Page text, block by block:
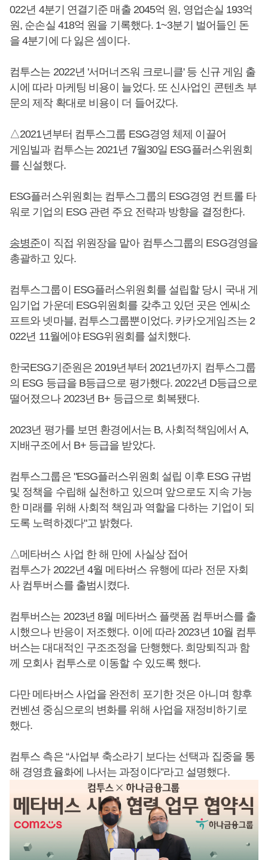
022년 4분기 연결기준 매출 2045억 원, 영업손실 193억
원, 순손실 418억 원을 기록했다. 1~3분기 벌어들인 돈
을 4분기에 다 잃은 셈이다.
컴투스는 2022년 '서머너즈워 크로니클' 등 신규 게임 출
시에 따라 마케팅 비용이 늘었다. 또 신사업인 콘텐츠 부
문의 제작 확대로 비용이 더 들어갔다.
△2021년부터 컴투스그룹 ESG경영 체제 이끌어
게임빌과 컴투스는 2021년 7월30일 ESG플러스위원회
를 신설했다.
ESG플러스위원회는 컴투스그룹의 ESG경영 컨트롤 타
워로 기업의 ESG 관련 주요 전략과 방향을 결정한다.
송병준이 직접 위원장을 맡아 컴투스그룹의 ESG경영을
총괄하고 있다.
컴투스그룹이 ESG플러스위원회를 설립할 당시 국내 게
임기업 가운데 ESG위원회를 갖추고 있던 곳은 엔씨소
프트와 넷마블, 컴투스그룹뿐이었다. 카카오게임즈는 2
022년 11월에야 ESG위원회를 설치했다.
한국ESG기준원은 2019년부터 2021년까지 컴투스그룹
의 ESG 등급을 B등급으로 평가했다. 2022년 D등급으로
떨어졌으나 2023년 B+ 등급으로 회복됐다.
2023년 평가를 보면 환경에서는 B, 사회적책임에서 A,
지배구조에서 B+ 등급을 받았다.
컴투스그룹은 "ESG플러스위원회 설립 이후 ESG 규범
및 정책을 수립해 실천하고 있으며 앞으로도 지속 가능
한 미래를 위해 사회적 책임과 역할을 다하는 기업이 되
도록 노력하겠다"고 밝혔다.
△메타버스 사업 한 해 만에 사실상 접어
컴투스가 2022년 4월 메타버스 유행에 따라 전문 자회
사 컴투버스를 출범시켰다.
컴투버스는 2023년 8월 메타버스 플랫폼 컴투버스를 출
시했으나 반응이 저조했다. 이에 따라 2023년 10월 컴투
버스는 대대적인 구조조정을 단행했다. 희망퇴직과 함
께 모회사 컴투스로 이동할 수 있도록 했다.
다만 메타버스 사업을 완전히 포기한 것은 아니며 향후
컨벤션 중심으로의 변화를 위해 사업을 재정비하기로
했다.
컴투스 측은 “사업부 축소라기 보다는 선택과 집중을 통
해 경영효율화에 나서는 과정이다”라고 설명했다.